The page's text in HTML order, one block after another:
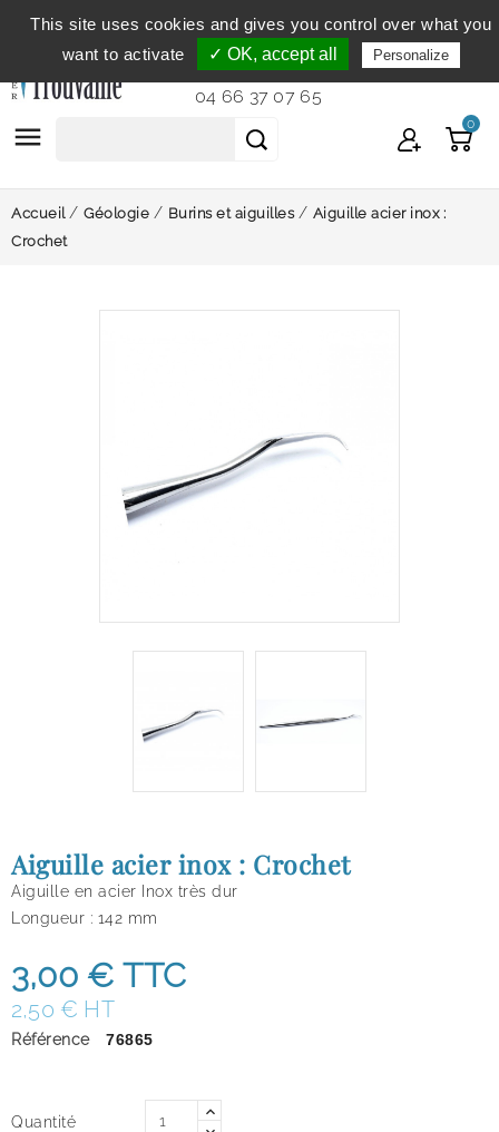
Service clientèle
du lundi au vendredi de 9h à 12h et
de 14h à 18h...
04 66 37 07 65
 0
Accueil Géologie Burins et aiguilles
Aiguille acier inox :
Crochet
Aiguille acier inox : Crochet
Aiguille en acier Inox très dur
Longueur : 142 mm
3,00 € TTC
2,50 € HT
Référence 76865
Quantité
This site uses cookies and gives you control over what you
want to activate
✓ OK, accept all Personalize